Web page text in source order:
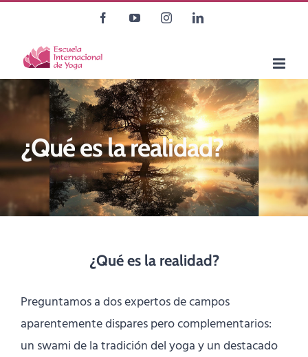
contenido
FacebookYouTubeInstagramLinkedIn
¿Qué es la realidad?
¿Qué es la realidad?
Preguntamos a dos expertos de campos
aparentemente dispares pero complementarios:
un swami de la tradición del yoga y un destacado